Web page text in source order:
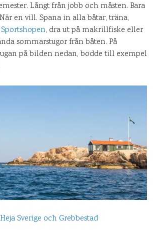
Långt från jobb och måsten. Bara
en vill. Spana in alla båtar, träna,
Sportshopen, dra ut på makrillfiske eller
sommarstugor från båten. På
på bilden nedan, bodde till exempel